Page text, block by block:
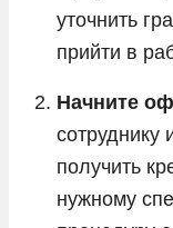
уточнить
прийти в
Начните
получить
нужному